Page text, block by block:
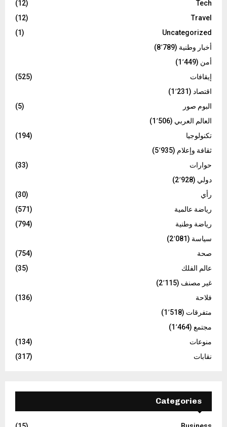
Tech
(12)
Travel
(12)
Uncategorized
(1)
أخبار وطنية (8٬789)
أمن (1٬449)
إيقافات
(525)
اقتصاد (1٬231)
البوم صور
(5)
العالم العربي (1٬506)
تكنولوجيا
(194)
ثقافة وإعلام (5٬935)
حوارات
(33)
دولي (2٬928)
رأي
(30)
رياضة عالمية
(571)
رياضة وطنية
(794)
سياسة (2٬081)
صحة
(754)
عالم الفلك
(35)
غير مصنف (2٬115)
فلاحة
(136)
متفرقات (1٬518)
مجتمع (1٬464)
منوعات
(134)
نقابات
(317)
Categories